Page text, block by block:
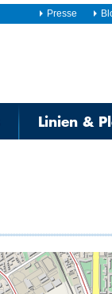
Presse
Linien &